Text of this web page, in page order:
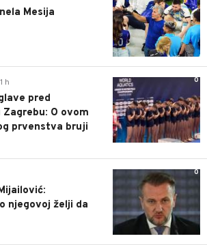
Mesija
0
h
pred
O ovom
prvenstva bruji
0
njegovoj želji da